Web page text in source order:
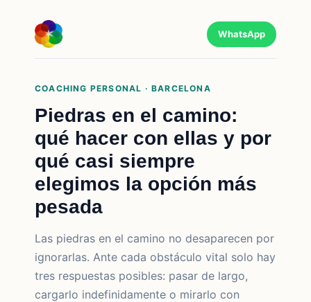
WhatsApp
COACHING PERSONAL · BARCELONA
Piedras en el camino:
qué hacer con ellas y por
qué casi siempre
elegimos la opción más
pesada
Las piedras en el camino no desaparecen por
ignorarlas. Ante cada obstáculo vital solo hay
tres respuestas posibles: pasar de largo,
cargarlo indefinidamente o mirarlo con